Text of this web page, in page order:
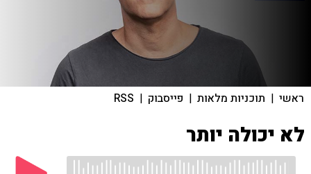
ראשי | תוכניות מלאות | פייסבוק |
RSS
לא יכולה יותר